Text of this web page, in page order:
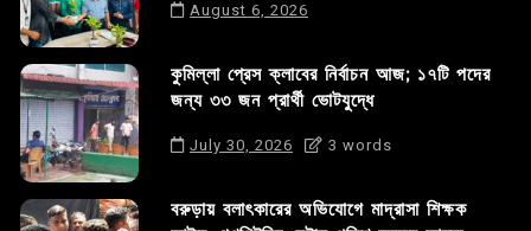
August 6, 2026
কুমিল্লা প্রেস ক্লাবের নির্বাচন আজ; ১৭টি পদের
জন্য ৩৩ জন প্রার্থী ভোটযুদ্ধে
July 30, 2026 3 words
বরুড়ায় বলাৎকারের অভিযোগে মাদ্রাসা শিক্ষক